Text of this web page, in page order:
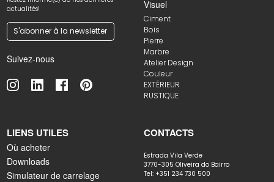
actualités!
S'abonner à la newsletter
Suivez-nous
Visuel
Ciment
Bois
Pierre
Marbre
Atelier Design
Couleur
EXTÉRIEUR
RUSTIQUE
LIENS UTILES
Où acheter
Downloads
Simulateur de carrelage
CONTACTS
Estrada Vila Verde
3770-305 Oliveira do Bairro
Tel: +351 234 730 500